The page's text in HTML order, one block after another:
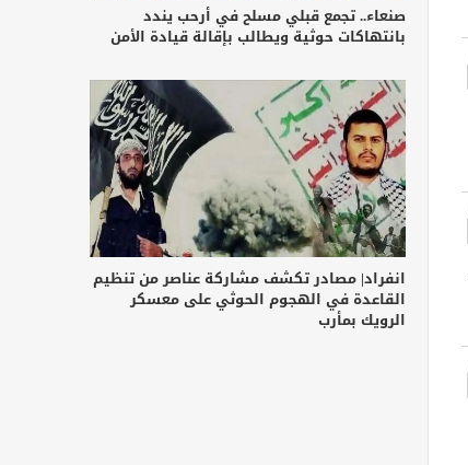
صنعاء.. تجمع قبلي مسلح في أرحب يندد
بانتهاكات حوثية ويطالب بإقالة قيادة الأمن
انفراد| مصادر تكشف مشاركة عناصر من تنظيم
القاعدة في الهجوم الحوثي على معسكر
الرويك بمأرب